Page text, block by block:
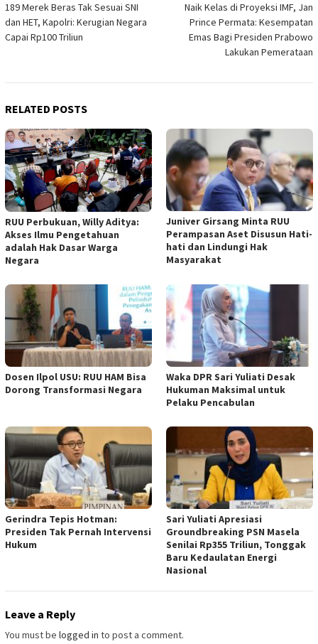
navigation
189 Merek Beras Tak Sesuai SNI
dan HET, Kapolri: Kerugian Negara
Capai Rp100 Triliun
Naik Kelas di Proyeksi IMF, Jan
Prince Permata: Kesempatan
Emas Bagi Presiden Prabowo
Lakukan Pemerataan
RELATED POSTS
RUU Perbukuan, Willy Aditya:
Akses Ilmu Pengetahuan
adalah Hak Dasar Warga
Negara
Juniver Girsang Minta RUU
Perampasan Aset Disusun Hati-
hati dan Lindungi Hak
Masyarakat
Dosen Ilpol USU: RUU HAM Bisa
Dorong Transformasi Negara
Waka DPR Sari Yuliati Desak
Hukuman Maksimal untuk
Pelaku Pencabulan
Gerindra Tepis Hotman:
Presiden Tak Pernah Intervensi
Hukum
Sari Yuliati Apresiasi
Groundbreaking PSN Masela
Senilai Rp355 Triliun, Tonggak
Baru Kedaulatan Energi
Nasional
Leave a Reply
You must be logged in to post a comment.